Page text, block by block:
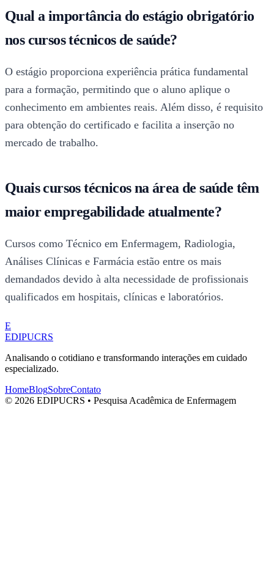
Qual a importância do estágio obrigatório
nos cursos técnicos de saúde?
O estágio proporciona experiência prática fundamental
para a formação, permitindo que o aluno aplique o
conhecimento em ambientes reais. Além disso, é requisito
para obtenção do certificado e facilita a inserção no
mercado de trabalho.
Quais cursos técnicos na área de saúde têm
maior empregabilidade atualmente?
Cursos como Técnico em Enfermagem, Radiologia,
Análises Clínicas e Farmácia estão entre os mais
demandados devido à alta necessidade de profissionais
qualificados em hospitais, clínicas e laboratórios.
E
EDIPUCRS
Analisando o cotidiano e transformando interações em cuidado
especializado.
HomeBlogSobreContato
© 2026 EDIPUCRS • Pesquisa Acadêmica de Enfermagem